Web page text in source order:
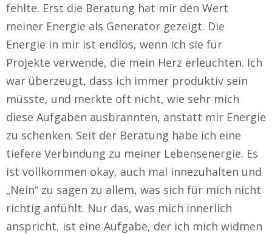
fehlte. Erst die Beratung hat mir den Wert
meiner Energie als Generator gezeigt. Die
Energie in mir ist endlos, wenn ich sie für
Projekte verwende, die mein Herz erleuchten. Ich
war überzeugt, dass ich immer produktiv sein
müsste, und merkte oft nicht, wie sehr mich
diese Aufgaben ausbrannten, anstatt mir Energie
zu schenken. Seit der Beratung habe ich eine
tiefere Verbindung zu meiner Lebensenergie. Es
ist vollkommen okay, auch mal innezuhalten und
„Nein“ zu sagen zu allem, was sich für mich nicht
richtig anfühlt. Nur das, was mich innerlich
anspricht, ist eine Aufgabe, der ich mich widmen